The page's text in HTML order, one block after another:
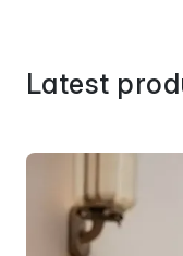
Latest